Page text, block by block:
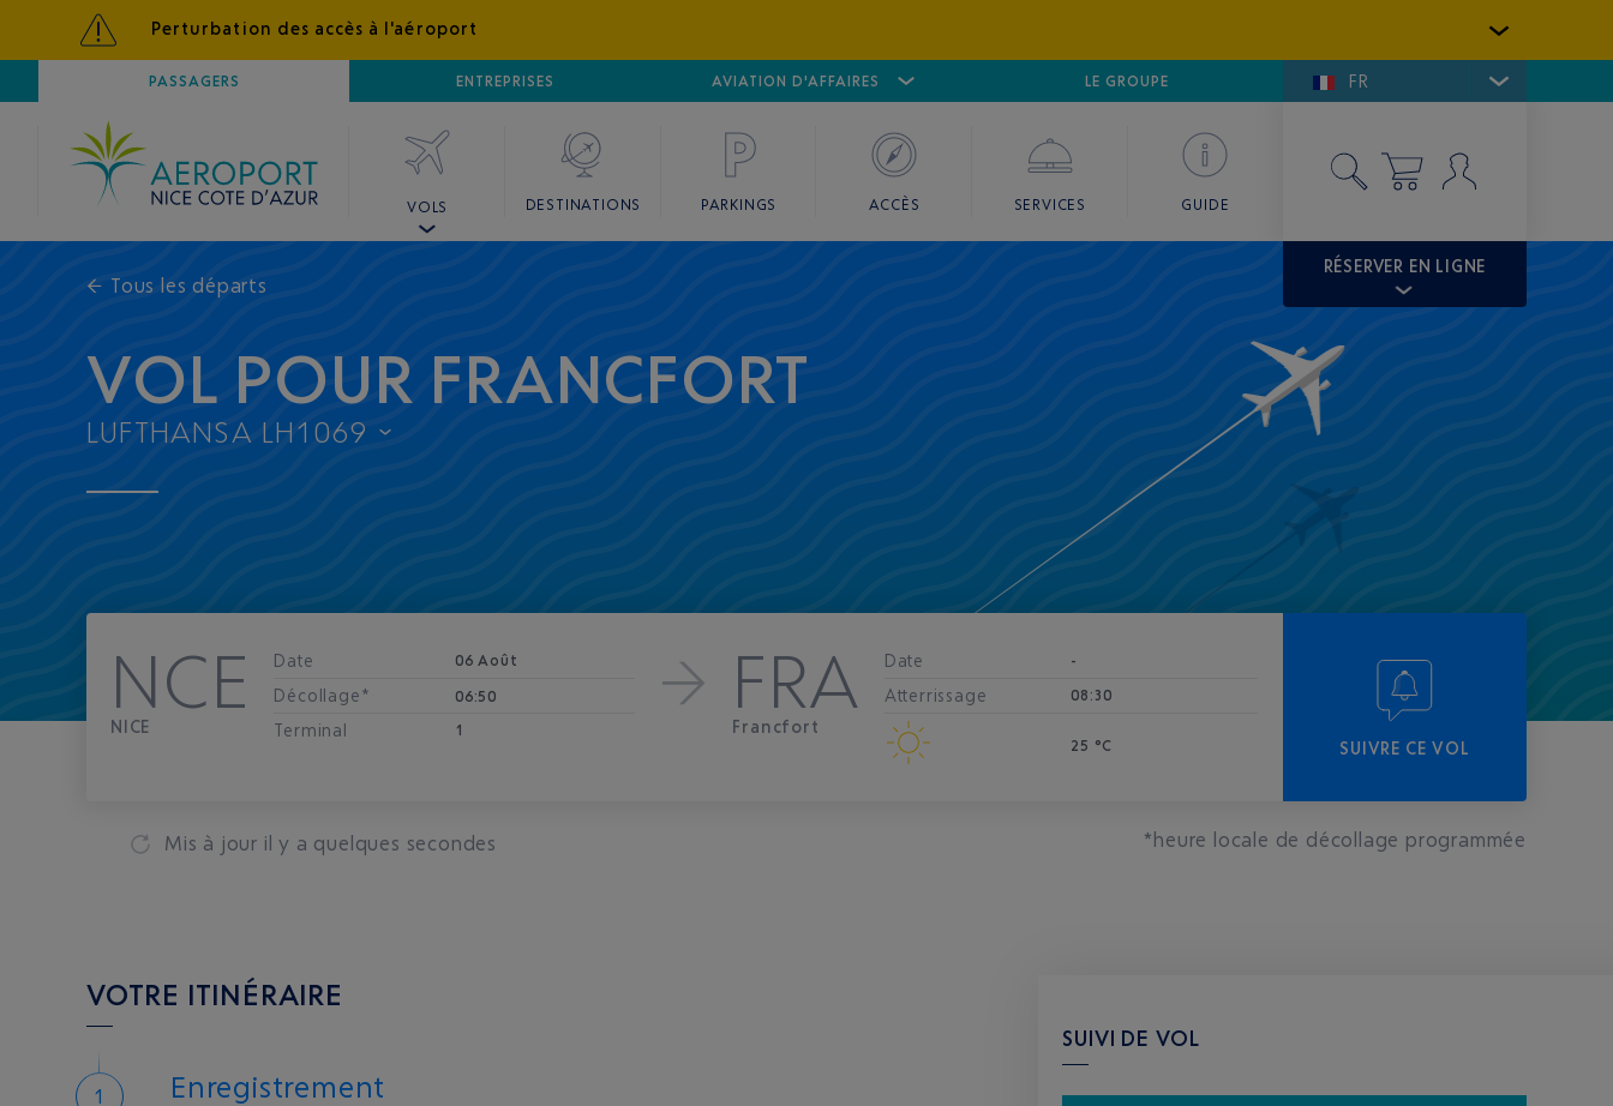
Perturbation des accès à l'aéroport
PASSAGERS ENTREPRISES AVIATION D'AFFAIRES
AÉROPORTNICE CÔTE D'AZUR AÉROPORT CANNES MANDELIEU GOLFE DE SAINT-TROPEZ
LE GROUPE FR
VOLS DESTINATIONS PARKINGS ACCÈS SERVICES GUIDE
RÉSERVER EN LIGNE
← Tous les départs
VOL POUR FRANCFORT
LUFTHANSA LH1069
NCE
NICE
Date 06 Août
Décollage* 06:50
Terminal 1
FRA
Francfort
Date -
Atterrissage 08:30
25 °C SUIVRE CE VOL
Mis à jour il y a quelques secondes *heure locale de décollage programmée
VOTRE ITINÉRAIRE
Enregistrement
SUIVI DE VOL